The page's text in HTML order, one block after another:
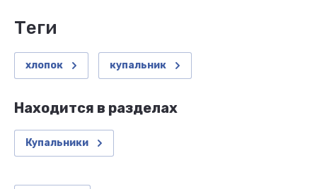
теги
хлопок купальник
Находится в разделах
Купальники